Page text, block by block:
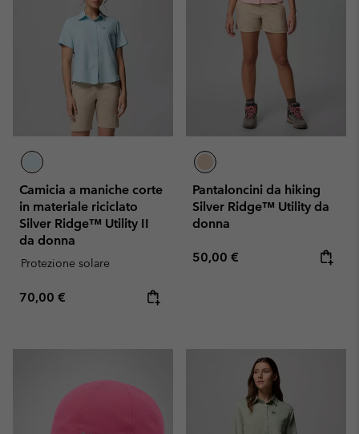
Camicia a maniche corte
in materiale riciclato
Silver Ridge™ Utility II
da donna
Protezione solare
Regular price:
70,00 €
Pantaloncini da hiking
Silver Ridge™ Utility da
donna
Regular price:
50,00 €